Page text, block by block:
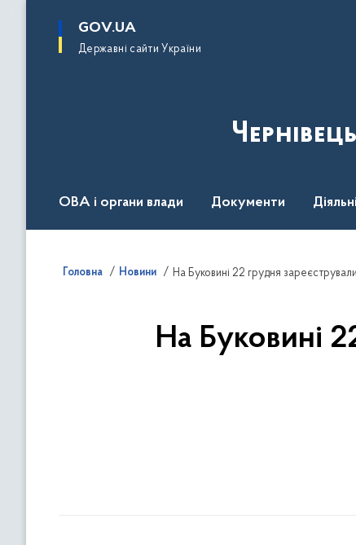
основного
GOV.UA
Державні сайти України
ОВА і органи влади Документи
Головна Новини На Буковині 22 грудня
На Буковині